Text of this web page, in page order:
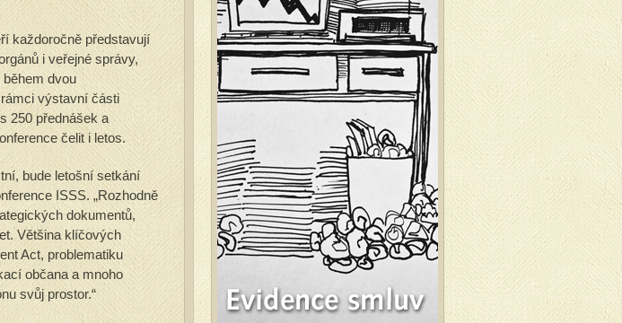
každoročně představují
i veřejné správy,
dvou
výstavní části
250 přednášek a
čelit i letos.
bude letošní setkání
ISSS. „Rozhodně
dokumentů,
Většina klíčových
Act, problematiku
občana a mnoho
svůj prostor.“